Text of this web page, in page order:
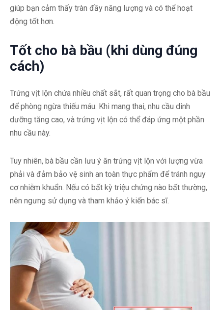
giúp bạn cảm thấy tràn đầy năng lượng và có thể hoạt
động tốt hơn.
Tốt cho bà bầu (khi dùng đúng
cách)
Trứng vịt lộn chứa nhiều chất sắt, rất quan trọng cho bà bầu
để phòng ngừa thiếu máu. Khi mang thai, nhu cầu dinh
dưỡng tăng cao, và trứng vịt lộn có thể đáp ứng một phần
nhu cầu này.
Tuy nhiên, bà bầu cần lưu ý ăn trứng vịt lộn với lượng vừa
phải và đảm bảo vệ sinh an toàn thực phẩm để tránh nguy
cơ nhiễm khuẩn. Nếu có bất kỳ triệu chứng nào bất thường,
nên ngưng sử dụng và tham khảo ý kiến bác sĩ.